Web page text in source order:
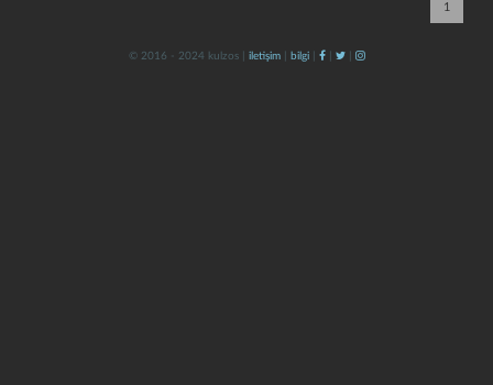
1
© 2016 - 2024 kulzos | iletişim| bilgi| | |